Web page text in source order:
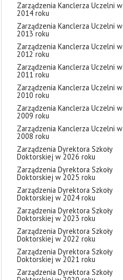
Zarządzenia Kanclerza Uczelni w
2014 roku
Zarządzenia Kanclerza Uczelni w
2013 roku
Zarządzenia Kanclerza Uczelni w
2012 roku
Zarządzenia Kanclerza Uczelni w
2011 roku
Zarządzenia Kanclerza Uczelni w
2010 roku
Zarządzenia Kanclerza Uczelni w
2009 roku
Zarządzenia Kanclerza Uczelni w
2008 roku
Zarządzenia Dyrektora Szkoły
Doktorskiej w 2026 roku
Zarządzenia Dyrektora Szkoły
Doktorskiej w 2025 roku
Zarządzenia Dyrektora Szkoły
Doktorskiej w 2024 roku
Zarządzenia Dyrektora Szkoły
Doktorskiej w 2023 roku
Zarządzenia Dyrektora Szkoły
Doktorskiej w 2022 roku
Zarządzenia Dyrektora Szkoły
Doktorskiej w 2021 roku
Zarządzenia Dyrektora Szkoły